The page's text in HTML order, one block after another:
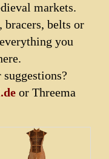
markets.
bracers, belts or
you
or Threema